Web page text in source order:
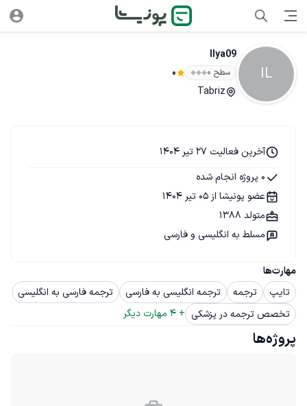
IL
Ilya09
سطح ۰ 0
Tabriz
مهارت‌ها
تایپ
ترجمه ترجمه انگلیسی به فارسی
ترجمه فارسی به انگلیسی
تخصص ترجمه در پزشکی +
4 مهارت دیگر
آخرین فعالیت 27 تیر 1404
0 پروژه انجام شده
عضو پونیشا از 05 تیر 1404
متولد 1388
مسلط به انگلیسی و فارسی
پروژه‌ها